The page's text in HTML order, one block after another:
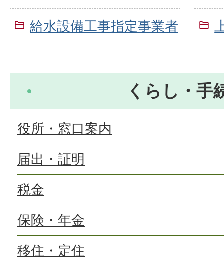
給水設備工事指定事業者
くらし・手
役所・窓口案内
届出・証明
税金
保険・年金
移住・定住